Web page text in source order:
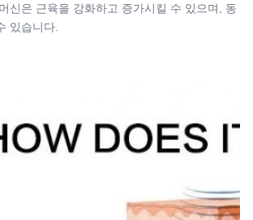
신은 근육을 강화하고 증가시킬 수 있으며, 동
있습니다.